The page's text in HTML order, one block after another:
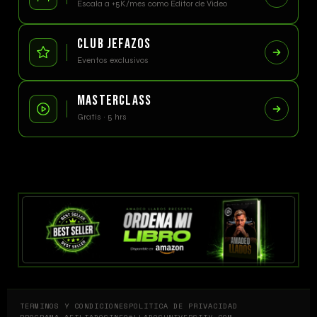
Escala a +5K/mes como Editor de Video
CLUB JEFAZOS
Eventos exclusivos
MASTERCLASS
Gratis · 5 hrs
TERMINOS Y CONDICIONES POLITICA DE PRIVACIDAD